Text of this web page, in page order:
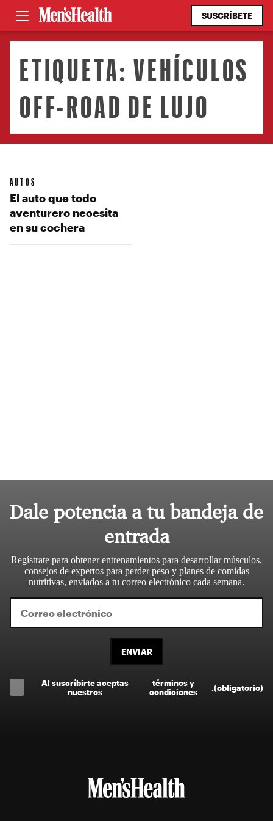
SUSCRÍBETE
ETIQUETA:VEHÍCULOS
OFF-ROAD DE LUJO
AUTOS
El auto que todo
aventurero necesita
en su cochera
Dale potencia a tu bandeja de
entrada
Regístrate para obtener entrenamientos para desarrollar músculos,
consejos de expertos para perder peso y planes de comidas
nutritivas, enviados a tu correo electrónico cada semana.
ENVIAR
Al suscríbirte aceptas
nuestros
términos y
condiciones
(obligatorio)